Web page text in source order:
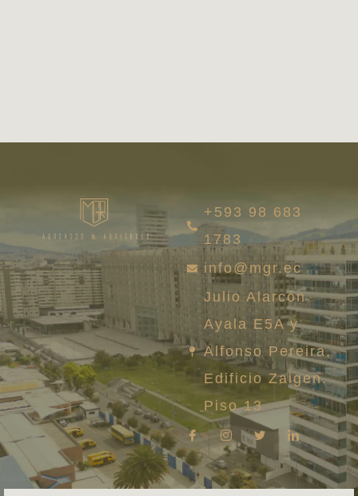
+593 98 683
1783
info@mgr.ec
Julio Alarcón
Ayala E5A y
Alfonso Pereira,
Edificio Zaigen.
Piso 13